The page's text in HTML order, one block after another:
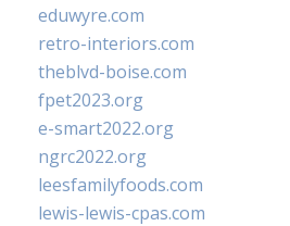
eduwyre.com
retro-interiors.com
theblvd-boise.com
fpet2023.org
e-smart2022.org
ngrc2022.org
leesfamilyfoods.com
lewis-lewis-cpas.com